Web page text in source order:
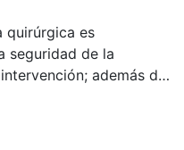
quirúrgica es
seguridad de la
además de
trabaja
para afrontar